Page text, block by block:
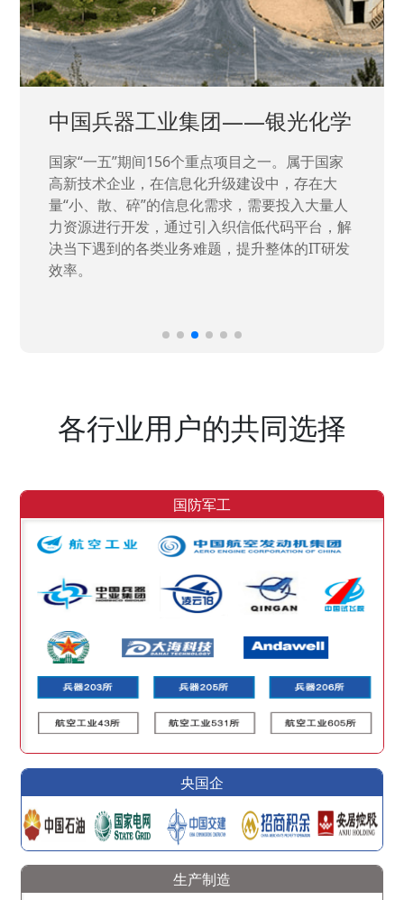
中国兵器工业集团——银光化学
国家“一五”期间156个重点项目之一。属于国家
高新技术企业，在信息化升级建设中，存在大
量“小、散、碎”的信息化需求，需要投入大量人
力资源进行开发，通过引入织信低代码平台，解
决当下遇到的各类业务难题，提升整体的IT研发
效率。
各行业用户的共同选择
国防军工
央国企
生产制造